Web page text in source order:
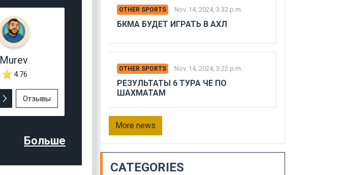
Murev
4.76
Отзывы
Больше
OTHER SPORTS Nov. 14, 2024, 3:32 p.m.
БКМА БУДЕТ ИГРАТЬ В АХЛ
OTHER SPORTS Nov. 14, 2024, 3:22 p.m.
РЕЗУЛЬТАТЫ 6 ТУРА ЧЕ ПО
ШАХМАТАМ
More news
CATEGORIES